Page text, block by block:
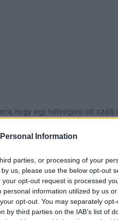
Information
parties, or processing of your
us, please use the below opt-out
opt-out request is processed
information utilized by us
opt-out. You may separately
by third parties on the IAB’s list of
hogy egy hétvégére ott szállj
amelyet növényzet és sár vesz
legyen, mintha a
elsősorban azért nem akarja